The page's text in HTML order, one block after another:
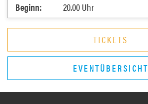
Beginn:
20.00 Uhr
TICKETS
EVENTÜBERSICHT